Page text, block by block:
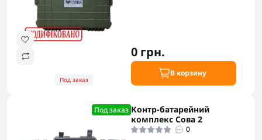
Под заказ
0 грн.
В корзину
Под заказ Контр-батарейний
комплекс Сова 2
0